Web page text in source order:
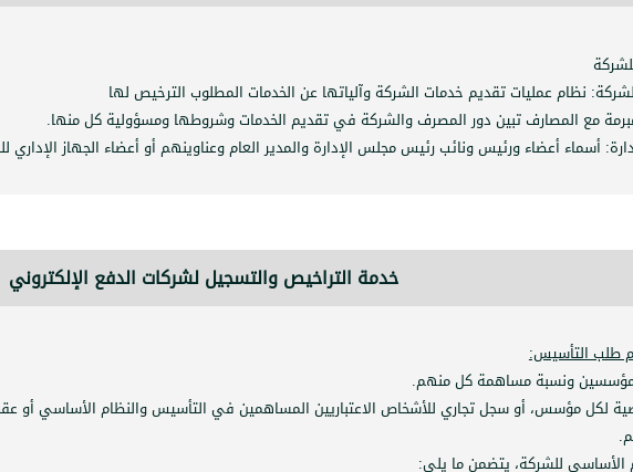
نظام عمليات تقديم خدمات الشركة وآلياتها عن الخدمات المطلوب الترخيص لها
مع المصارف تبين دور المصرف والشركة في تقديم الخدمات وشروطها ومسؤولية كل منها.
أسماء أعضاء ورئيس ونائب رئيس مجلس الإدارة والمدير العام وعناوينهم أو أعضاء الجهاز
خدمة التراخيص والتسجيل لشركات الدفع الإلكتروني
طلب التأسيس:
ونسبة مساهمة كل منهم.
لكل مؤسس، أو سجل تجاري للأشخاص الاعتباريين المساهمين في التأسيس والنظام الأساسي أو
للشركة، يتضمن ما يلي: